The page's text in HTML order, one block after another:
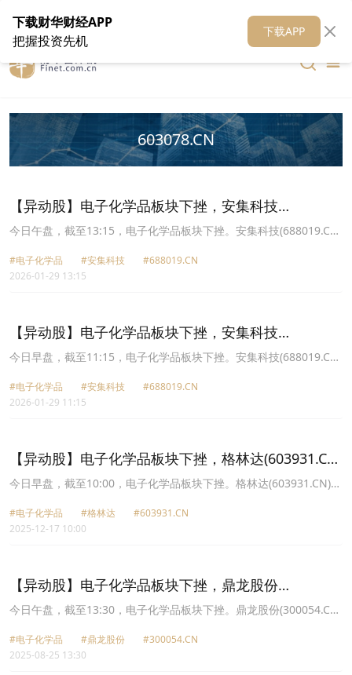
在线客服 关于我们 财华媒体矩阵 财华智库
603078.CN
【异动股】电子化学品板块下挫，安集科技
(688019.CN)跌6.18%
今日午盘，截至13:15，电子化学品板块下挫。安集科技(688019.CN)
化微(603078.CN)跌3.33%报26.1元，中船特气(688146.CN)跌3.08%
报46.96元，鼎龙股份(300054.CN)跌3.05%报45.2元，格林达
#电子化学品 #安集科技
#688019.CN
2026-01-29 13:15
【异动股】电子化学品板块下挫，安集科技
(688019.CN)跌5.18%
今日早盘，截至11:15，电子化学品板块下挫。安集科技(688019.CN)
化微(603078.CN)跌3.26%报26.12元，鼎龙股份(300054.CN)跌
3.09%报45.18元，中船特气(688146.CN)跌2.68%报47.15元，晶瑞
#电子化学品 #安集科技
#688019.CN
2026-01-29 11:15
【异动股】电子化学品板块下挫，格林达(603931.CN)
跌7.95%
今日早盘，截至10:00，电子化学品板块下挫。格林达(603931.CN)跌
光(300576.CN)跌5.77%报40.34元，强力新材(300429.CN)跌4.45%
报13.95元，南大光电(300346.CN)跌4.44%报45.59元，广信材料
#电子化学品 #格林达
#603931.CN
2025-12-17 10:00
【异动股】电子化学品板块下挫，鼎龙股份
(300054.CN)跌4.89%
今日午盘，截至13:30，电子化学品板块下挫。鼎龙股份(300054.CN)
林达(603931.CN)跌3.36%报27.58元，安集科技(688019.CN)跌
3.23%报157.23元，天承科技(688603.CN)跌2.78%报85.44元，江化
#电子化学品 #鼎龙股份
#300054.CN
2025-08-25 13:30
下载财华财经APP
把握投资先机
下载APP